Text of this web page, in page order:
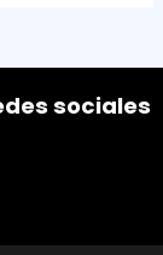
sociales